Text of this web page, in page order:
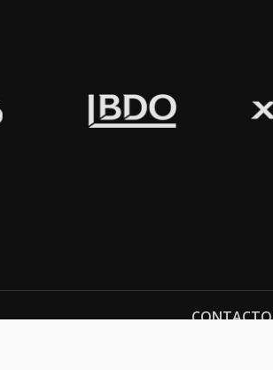
CONTACTO